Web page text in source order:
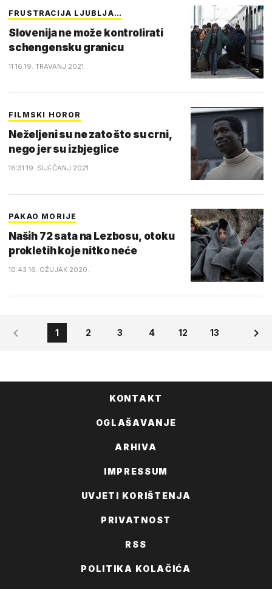
FRUSTRACIJA LJUBLJA…
Slovenija ne može kontrolirati
schengensku granicu
11:16 19. TRAVANJ 2021.
FILMSKI HOROR
Neželjeni su ne zato što su crni,
nego jer su izbjeglice
16:31 19. SIJEČANJ 2021.
PAKAO MORIJE
Naših 72 sata na Lezbosu, otoku
prokletih koje nitko neće
10:43 16. OŽUJAK 2020.
1 2 3 4 12 13
KONTAKT
OGLAŠAVANJE
ARHIVA
IMPRESSUM
UVJETI KORIŠTENJA
PRIVATNOST
RSS
POLITIKA KOLAČIĆA